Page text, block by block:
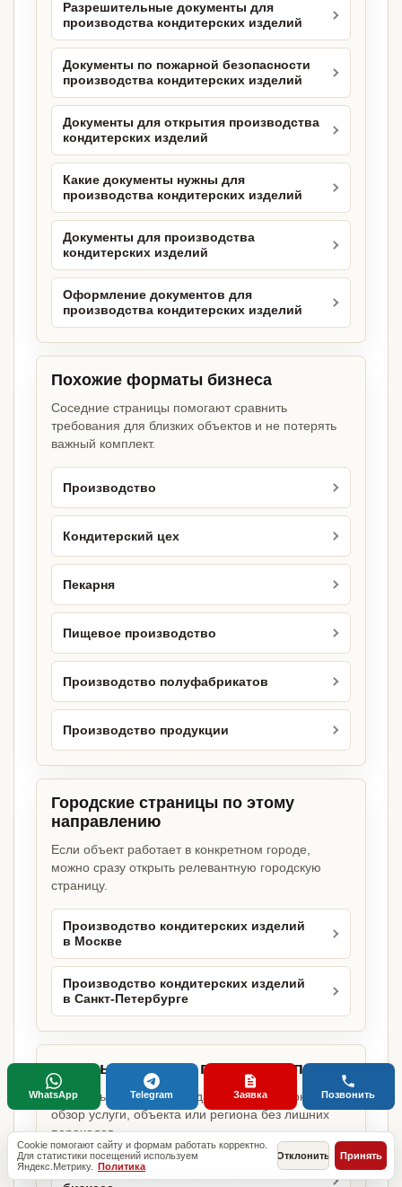
Разрешительные документы для
производства кондитерских изделий
Документы по пожарной безопасности
производства кондитерских изделий
Документы для открытия производства
кондитерских изделий
Какие документы нужны для
производства кондитерских изделий
Документы для производства
кондитерских изделий
Оформление документов для
производства кондитерских изделий
Похожие форматы бизнеса
Соседние страницы помогают сравнить
требования для близких объектов и не потерять
важный комплект.
Производство
Кондитерский цех
Пекарня
Пищевое производство
Производство полуфабрикатов
Производство продукции
Городские страницы по этому
направлению
Если объект работает в конкретном городе,
можно сразу открыть релевантную городскую
страницу.
Производство кондитерских изделий
в Москве
Производство кондитерских изделий
в Санкт-Петербурге
Базовые разделы по этому запросу
Родительские страницы дают более широкий
обзор услуги, объекта или региона без лишних
переходов.
Документы в Роспотребнадзор для
Cookie помогают сайту и формам работать корректно.
Для статистики посещений используем
Яндекс.Метрику. Политика
Отклонить Принять
WhatsApp Telegram Заявка Позвонить